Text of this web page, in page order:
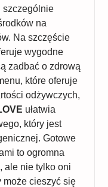
szczególnie
na
Na szczęście
wygodne
zadbać o zdrową
które oferuje
odżywczych,
ułatwia
który jest
Gotowe
to ogromna
ale nie tylko oni
może cieszyć się